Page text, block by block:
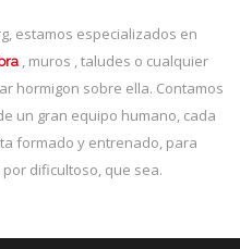
estamos especializados en
, muros , taludes o cualquier
hormigon sobre ella. Contamos
un gran equipo humano, cada
formado y entrenado, para
dificultoso, que sea.